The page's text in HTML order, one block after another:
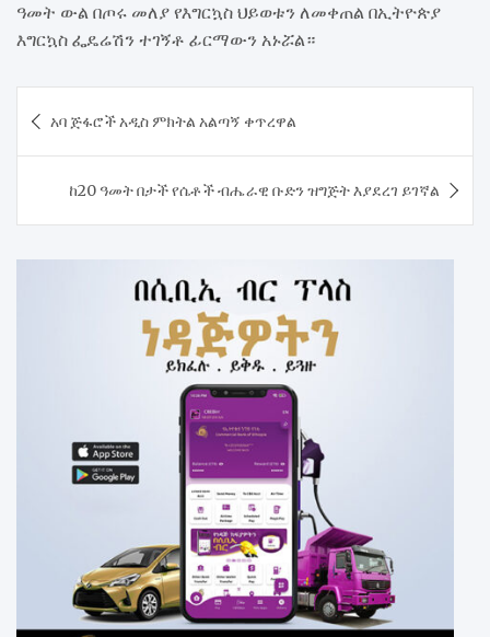
ዓመት ውል በጦሩ መለያ የእግርኳስ ህይወቱን ለመቀጠል በኢትዮጵያ
እግርኳስ ፌዴሬሽን ተገኝቶ ፊርማውን አኑሯል።
navigation
አባ ጅፋሮች አዲስ ምክትል አልጣኝ ቀጥረዋል
ከ20 ዓመት በታች የሴቶች ብሔራዊ ቡድን ዝግጅት እያደረገ ይገኛል